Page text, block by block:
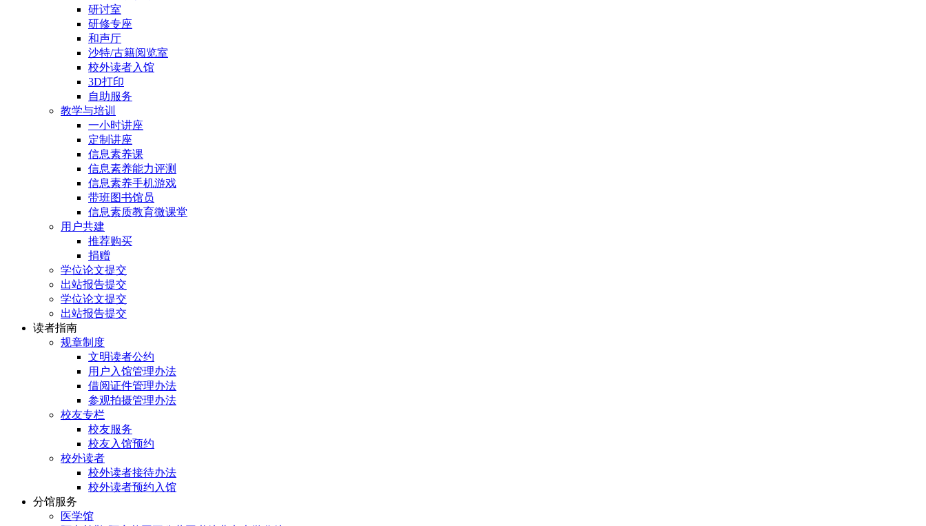
研讨室
研修专座
和声厅
沙特/古籍阅览室
校外读者入馆
3D打印
自助服务
教学与培训
一小时讲座
定制讲座
信息素养课
信息素养能力评测
信息素养手机游戏
带班图书馆员
信息素质教育微课堂
用户共建
推荐购买
捐赠
学位论文提交
出站报告提交
学位论文提交
出站报告提交
读者指南
规章制度
文明读者公约
用户入馆管理办法
借阅证件管理办法
参观拍摄管理办法
校友专栏
校友服务
校友入馆预约
校外读者
校外读者接待办法
校外读者预约入馆
分馆服务
医学馆